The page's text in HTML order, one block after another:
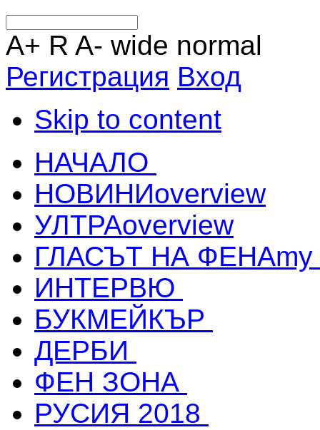
A+ R A- wide normal
Регистрация Вход
Skip to content
НАЧАЛО
НОВИНИoverview
УЛТРАoverview
ГЛАСЪТ НА ФЕНА
ИНТЕРВЮ
БУКМЕЙКЪР
ДЕРБИ
ФЕН ЗОНА
РУСИЯ 2018